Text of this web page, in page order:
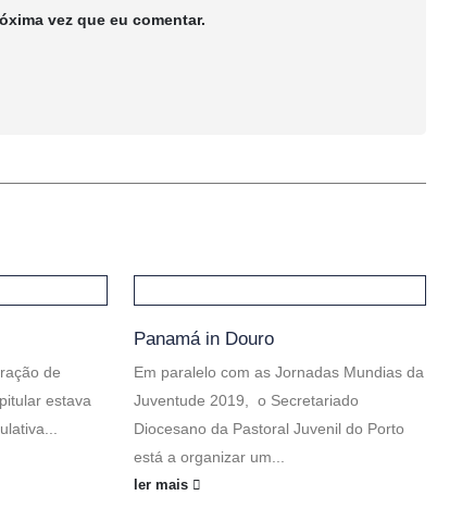
vez que eu comentar.
de
estava
Panamá in Douro
Em paralelo com as Jornadas Mundias da
Juventude 2019, o Secretariado
Diocesano da Pastoral Juvenil do Porto
está a organizar um...
ler mais